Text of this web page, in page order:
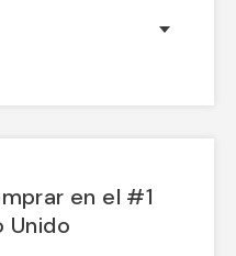
en el #1
Unido